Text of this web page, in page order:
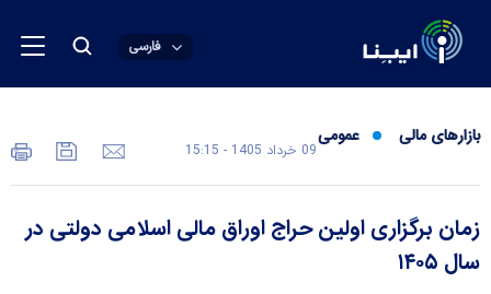
فارسی
بازارهای مالی عمومی
09 خرداد 1405 - 15:15
زمان برگزاری اولین حراج اوراق مالی اسلامی دولتی در
سال ۱۴۰۵